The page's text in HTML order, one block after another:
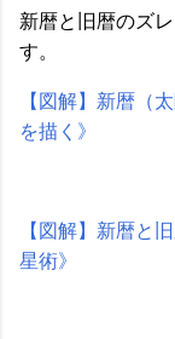
新暦と旧暦のズ
す。
【図解】新暦（
を描く》
【図解】新暦と
星術》